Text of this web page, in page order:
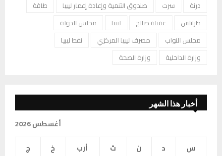
درنة
سرت صندوق التنمية وإعادة إعمار ليبيا
طاقة
طرابلس
عقيلة صالح ليبيا
مجلس الدولة
مجلس النواب
مصرف ليبيا المركزي
نفط ليبيا
وزارة الداخلية
وزارة الصحة
أخبار هذا الشهر
أغسطس 2026
س
د ن ث أرب خ
ج